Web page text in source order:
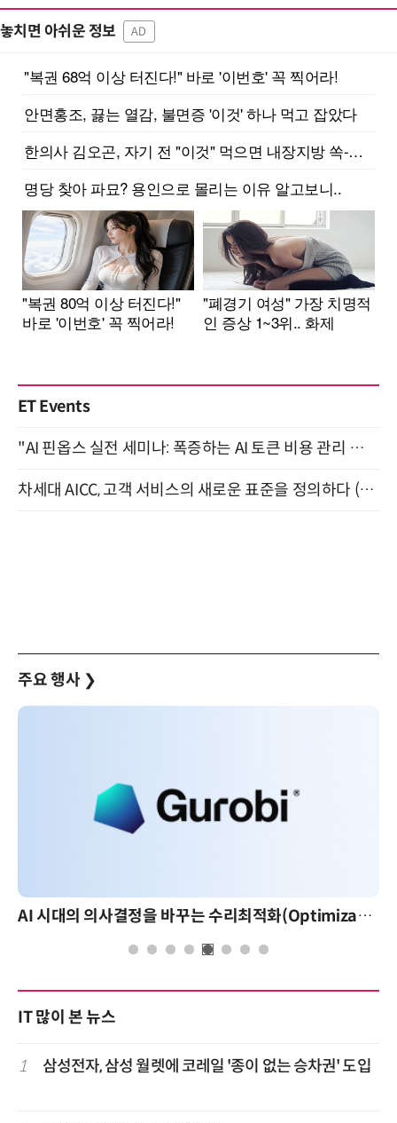
놓치면 아쉬운 정보 AD
ET Events
"AI 핀옵스 실전 세미나: 폭증하는 AI 토큰 비용 관리 전략" 8월 21일 개최
차세대 AICC, 고객 서비스의 새로운 표준을 정의하다 (9/9)
주요 행사 ❯
AI 시대의 의사결정을 바꾸는 수리최적화(Optimization): 실제 산업 적용 사례와 활용 전략
IT 많이 본 뉴스
1 삼성전자, 삼성 월렛에 코레일 '종이 없는 승차권' 도입